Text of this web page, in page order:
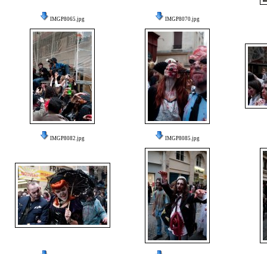
IMGP8065.jpg IMGP8070.jpg
IMGP8082.jpg IMGP8085.jpg